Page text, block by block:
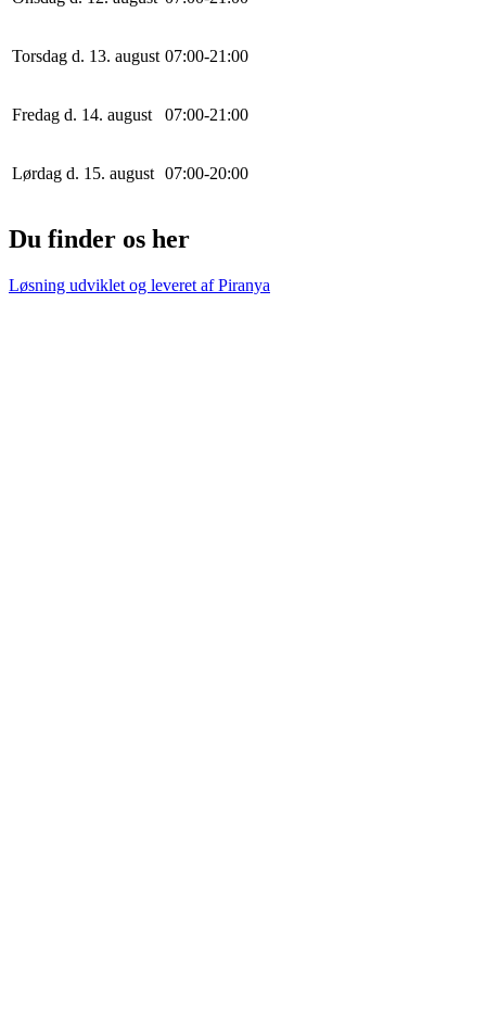
Torsdag d. 13. august 07:00-21 :00
Fredag d. 14. august 07:00-21 :00
Lørdag d. 15. august 07:00-20:00
Du finder os her
Løsning udviklet og leveret afPiranya